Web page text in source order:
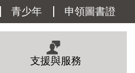
青少年 申領圖書證
支援與服務